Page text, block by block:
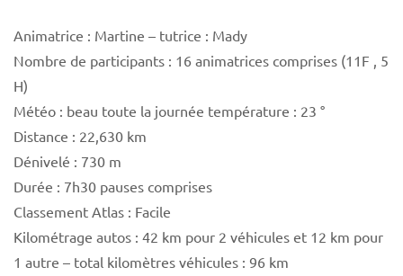
Animatrice : Martine – tutrice : Mady
Nombre de participants : 16 animatrices comprises (11F , 5
H)
Météo : beau toute la journée température : 23 °
Distance : 22,630 km
Dénivelé : 730 m
Durée : 7h30 pauses comprises
Classement Atlas : Facile
Kilométrage autos : 42 km pour 2 véhicules et 12 km pour
1 autre – total kilomètres véhicules : 96 km